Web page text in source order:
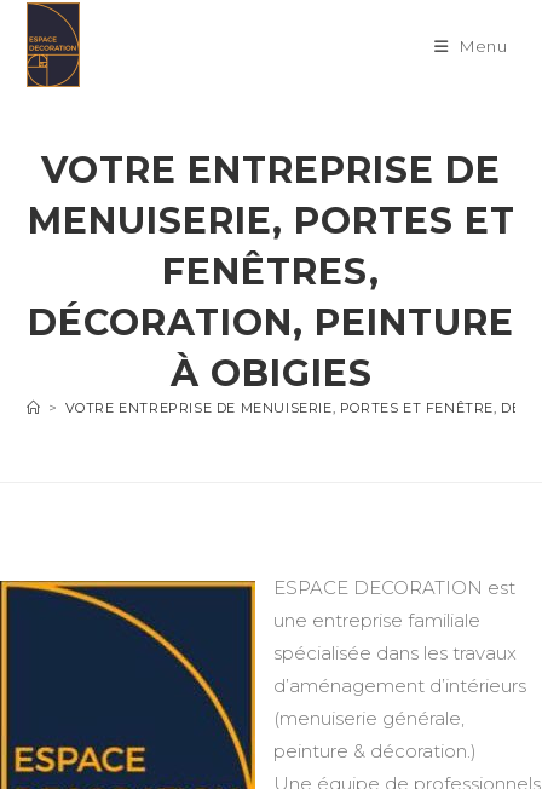
content
Menu
VOTRE ENTREPRISE DE
MENUISERIE, PORTES ET
FENÊTRES,
DÉCORATION, PEINTURE
À OBIGIES
> VOTRE ENTREPRISE DE MENUISERIE, PORTES ET FENÊTRE,
ESPACE DECORATION est
une entreprise familiale
spécialisée dans les travaux
d’aménagement d’intérieurs
(menuiserie générale,
peinture & décoration.)
Une équipe de professionnels